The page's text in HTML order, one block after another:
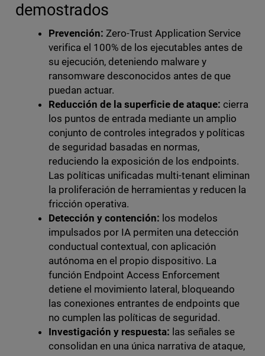
demostrados
Prevención: Zero-Trust Application Service
verifica el 100% de los ejecutables antes de
su ejecución, deteniendo malware y
ransomware desconocidos antes de que
puedan actuar.
Reducción de la superficie de ataque: cierra
los puntos de entrada mediante un amplio
conjunto de controles integrados y políticas
de seguridad basadas en normas,
reduciendo la exposición de los endpoints.
Las políticas unificadas multi-tenant eliminan
la proliferación de herramientas y reducen la
fricción operativa.
Detección y contención: los modelos
impulsados por IA permiten una detección
conductual contextual, con aplicación
autónoma en el propio dispositivo. La
función Endpoint Access Enforcement
detiene el movimiento lateral, bloqueando
las conexiones entrantes de endpoints que
no cumplen las políticas de seguridad.
Investigación y respuesta: las señales se
consolidan en una única narrativa de ataque,